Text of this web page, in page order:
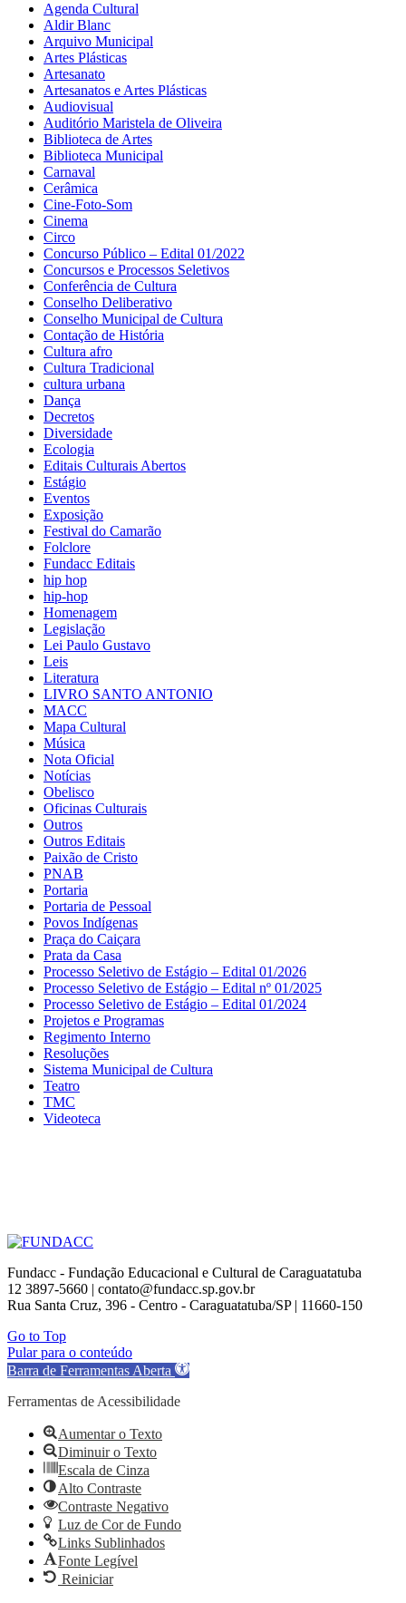
Agenda Cultural
Aldir Blanc
Arquivo Municipal
Artes Plásticas
Artesanato
Artesanatos e Artes Plásticas
Audiovisual
Auditório Maristela de Oliveira
Biblioteca de Artes
Biblioteca Municipal
Carnaval
Cerâmica
Cine-Foto-Som
Cinema
Circo
Concurso Público – Edital 01/2022
Concursos e Processos Seletivos
Conferência de Cultura
Conselho Deliberativo
Conselho Municipal de Cultura
Contação de História
Cultura afro
Cultura Tradicional
cultura urbana
Dança
Decretos
Diversidade
Ecologia
Editais Culturais Abertos
Estágio
Eventos
Exposição
Festival do Camarão
Folclore
Fundacc Editais
hip hop
hip-hop
Homenagem
Legislação
Lei Paulo Gustavo
Leis
Literatura
LIVRO SANTO ANTONIO
MACC
Mapa Cultural
Música
Nota Oficial
Notícias
Obelisco
Oficinas Culturais
Outros
Outros Editais
Paixão de Cristo
PNAB
Portaria
Portaria de Pessoal
Povos Indígenas
Praça do Caiçara
Prata da Casa
Processo Seletivo de Estágio – Edital 01/2026
Processo Seletivo de Estágio – Edital nº 01/2025
Processo Seletivo de Estágio – Edital 01/2024
Projetos e Programas
Regimento Interno
Resoluções
Sistema Municipal de Cultura
Teatro
TMC
Videoteca
Fundacc - Fundação Educacional e Cultural de Caraguatatuba
12 3897-5660 | contato@fundacc.sp.gov.br
Rua Santa Cruz, 396 - Centro - Caraguatatuba/SP | 11660-150
Go to Top
Pular para o conteúdo
Barra de Ferramentas Aberta
Ferramentas de Acessibilidade
Aumentar o Texto
Diminuir o Texto
Escala de Cinza
Alto Contraste
Contraste Negativo
Luz de Cor de Fundo
Links Sublinhados
Fonte Legível
Reiniciar